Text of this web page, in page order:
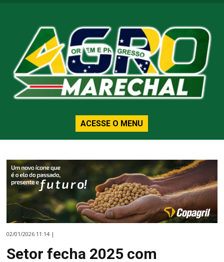
ACESSE O MENU
02/01/2026 11:14 |
Setor fecha 2025 com